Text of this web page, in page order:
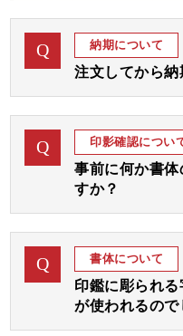
ほんとうにありがとうご
Q 納期について
注文してから納
A
りしてご確認後お
予定でございます
お急ぎの場合には
認なし」にてす
となります。
ご希望の期日をお
て対応させてい
Q 印影確認につい
事前に何か書体
すか？
A
おつくりいたしま
完成見本はメール
承後ご印鑑をお
お見本は通常は1
Q 書体について
印鑑に彫られ
が使われるので